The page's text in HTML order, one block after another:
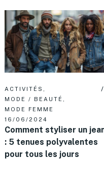
ACTIVITÉS
MODE / BEAUTÉ
MODE FEMME
16/06/2024
Comment styliser un
: 5 tenues polyvalentes
pour tous les jours